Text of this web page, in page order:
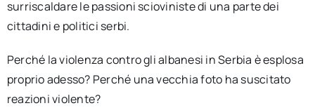
surriscaldare le passioni scioviniste di una parte dei
cittadini e politici serbi.
Perché la violenza contro gli albanesi in Serbia è esplosa
proprio adesso? Perché una vecchia foto ha suscitato
reazioni violente?